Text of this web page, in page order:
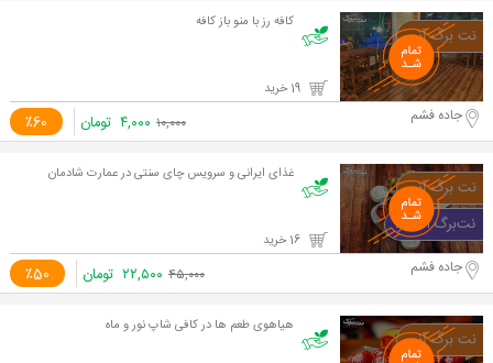
کافه رز با منو باز کافه
٪60 جاده فشم ۱۰,۰۰۰ ۴,۰۰۰ تومان
غذای ایرانی و سرویس چای سنتی در عمارت شادمان
٪50 جاده فشم ۴۵,۰۰۰ ۲۲,۵۰۰ تومان
هیاهوی طعم ها در کافی شاپ نور و ماه